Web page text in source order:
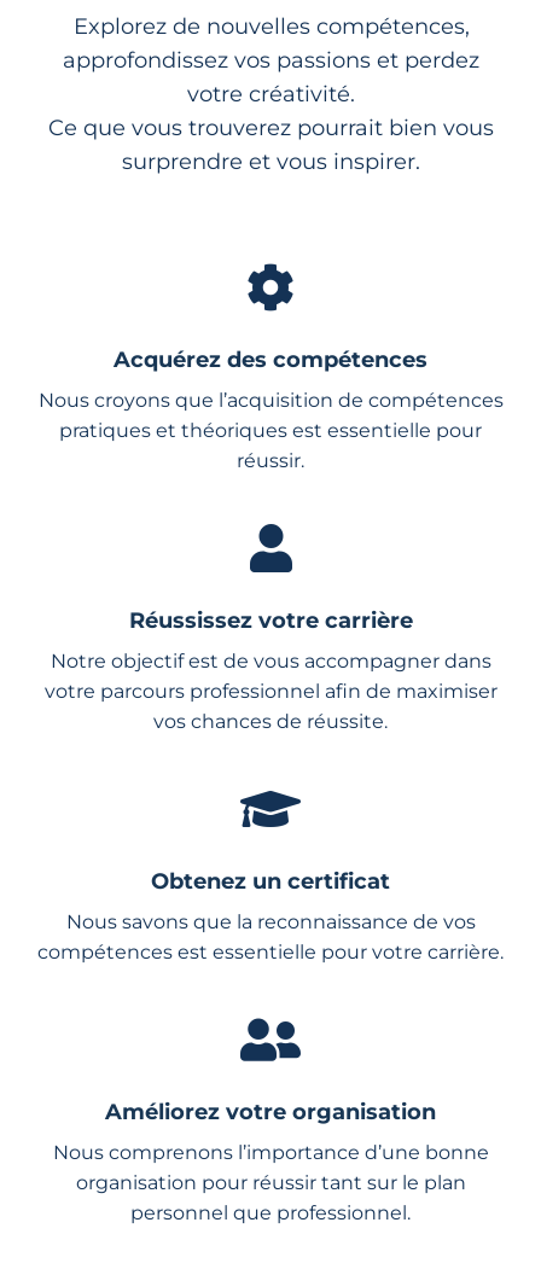
Explorez de nouvelles compétences,
approfondissez vos passions et perdez
votre créativité.
Ce que vous trouverez pourrait bien vous
surprendre et vous inspirer.
Acquérez des compétences
Nous croyons que l’acquisition de compétences
pratiques et théoriques est essentielle pour
réussir.
Réussissez votre carrière
Notre objectif est de vous accompagner dans
votre parcours professionnel afin de maximiser
vos chances de réussite.
Obtenez un certificat
Nous savons que la reconnaissance de vos
compétences est essentielle pour votre carrière.
Améliorez votre organisation
Nous comprenons l’importance d’une bonne
organisation pour réussir tant sur le plan
personnel que professionnel.